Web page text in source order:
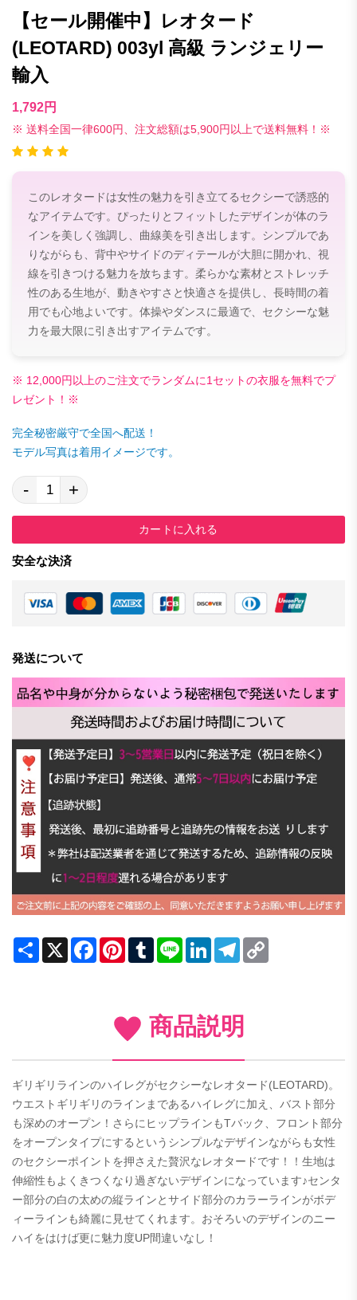
【セール開催中】レオタード
(LEOTARD) 003yl 高級 ランジェリー
輸入
1,792円
※ 送料全国一律600円、注文総額は5,900円以上で送料無料！※
このレオタードは女性の魅力を引き立てるセクシーで誘惑的
なアイテムです。ぴったりとフィットしたデザインが体のラ
インを美しく強調し、曲線美を引き出します。シンプルであ
りながらも、背中やサイドのディテールが大胆に開かれ、視
線を引きつける魅力を放ちます。柔らかな素材とストレッチ
性のある生地が、動きやすさと快適さを提供し、長時間の着
用でも心地よいです。体操やダンスに最適で、セクシーな魅
力を最大限に引き出すアイテムです。
※ 12,000円以上のご注文でランダムに1セットの衣服を無料でプ
レゼント！※
完全秘密厳守で全国へ配送！
モデル写真は着用イメージです。
- +
カートに入れる
安全な決済
発送について
Share X FacebookPinterestTumblrLine LinkedInTelegram
商品説明
ギリギリラインのハイレグがセクシーなレオタード(LEOTARD)。
ウエストギリギリのラインまであるハイレグに加え、バスト部分
も深めのオープン！さらにヒップラインもTバック、フロント部分
をオープンタイプにするというシンプルなデザインながらも女性
のセクシーポイントを押さえた贅沢なレオタードです！！生地は
伸縮性もよくきつくなり過ぎないデザインになっています♪センタ
ー部分の白の太めの縦ラインとサイド部分のカラーラインがボデ
ィーラインも綺麗に見せてくれます。おそろいのデザインのニー
ハイをはけば更に魅力度UP間違いなし！